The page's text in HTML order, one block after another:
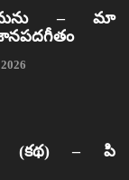
– మా
(కథ) – పి